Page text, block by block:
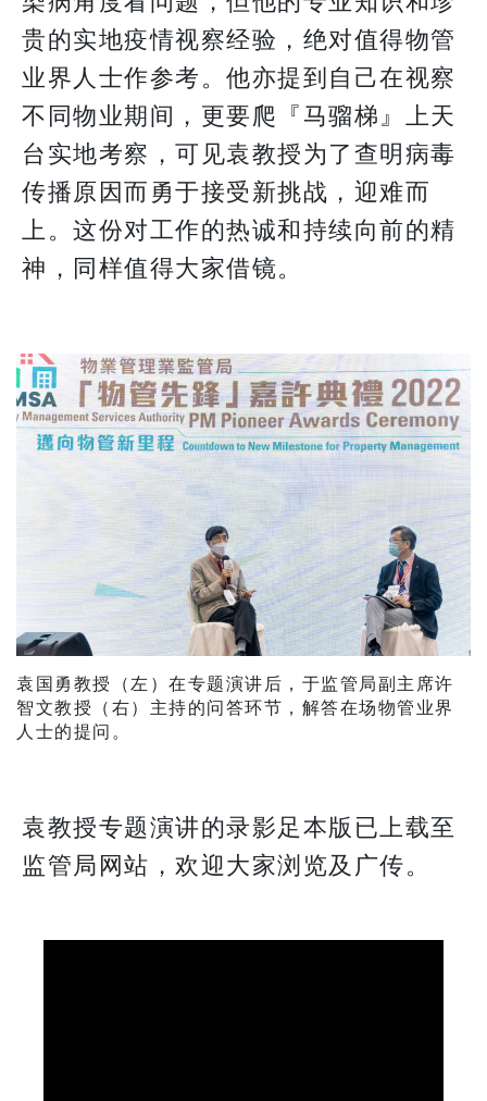
贵的实地疫情视察经验，绝对值得物管
业界人士作参考。他亦提到自己在视察
不同物业期间，更要爬『马骝梯』上天
台实地考察，可见袁教授为了查明病毒
传播原因而勇于接受新挑战，迎难而
上。这份对工作的热诚和持续向前的精
神，同样值得大家借镜。
袁国勇教授（左）在专题演讲后，于监管局副主席许
智文教授（右）主持的问答环节，解答在场物管业界
人士的提问。
袁教授专题演讲的录影足本版已上载至
监管局网站，欢迎大家浏览及广传。